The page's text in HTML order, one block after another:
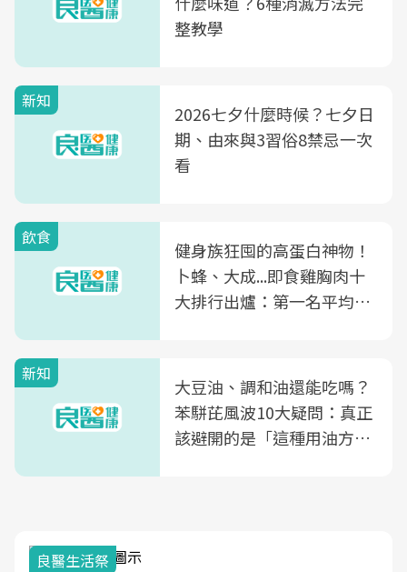
整教學
新知
2026七夕什麼時候？七夕日
期、由來與3習俗8禁忌一次
看
飲食
健身族狂囤的高蛋白神物！
卜蜂、大成...即食雞胸肉十
大排行出爐：第一名平均一
新知
大豆油、調和油還能吃嗎？
苯駢芘風波10大疑問：真正
該避開的是「這種用油方
良醫生活祭